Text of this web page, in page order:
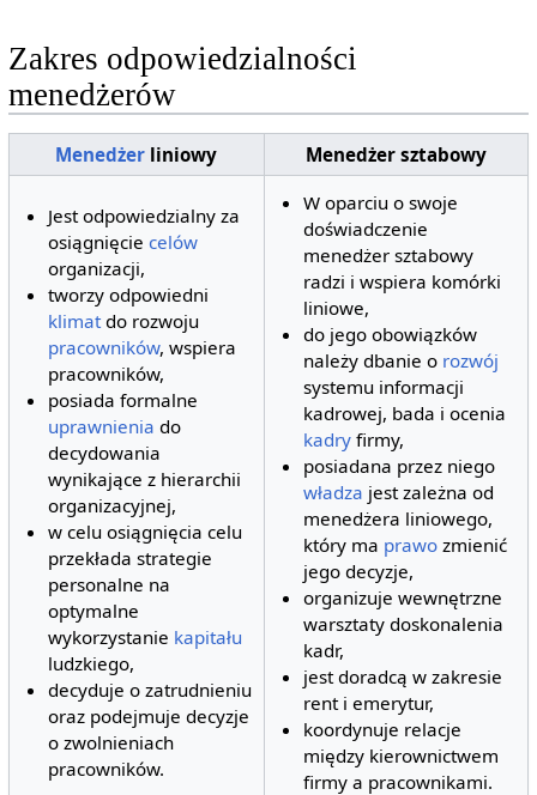
Zakres odpowiedzialności
menedżerów
Menedżer liniowy Menedżer sztabowy
Jest odpowiedzialny za
osiągnięcie celów
organizacji,
tworzy odpowiedni
klimatdo rozwoju
pracowników, wspiera
pracowników,
posiada formalne
uprawnienia do
decydowania
wynikające z hierarchii
organizacyjnej,
w celu osiągnięcia celu
przekłada strategie
personalne na
optymalne
wykorzystanie kapitału
ludzkiego,
decyduje o zatrudnieniu
oraz podejmuje decyzje
o zwolnieniach
pracowników.
W oparciu o swoje
doświadczenie
menedżer sztabowy
radzi i wspiera komórki
liniowe,
do jego obowiązków
należy dbanie o rozwój
systemu informacji
kadrowej, bada i ocenia
kadryfirmy,
posiadana przez niego
władza jest zależna od
menedżera liniowego,
który ma prawozmienić
jego decyzje,
organizuje wewnętrzne
warsztaty doskonalenia
kadr,
jest doradcą w zakresie
rent i emerytur,
koordynuje relacje
między kierownictwem
firmy a pracownikami.